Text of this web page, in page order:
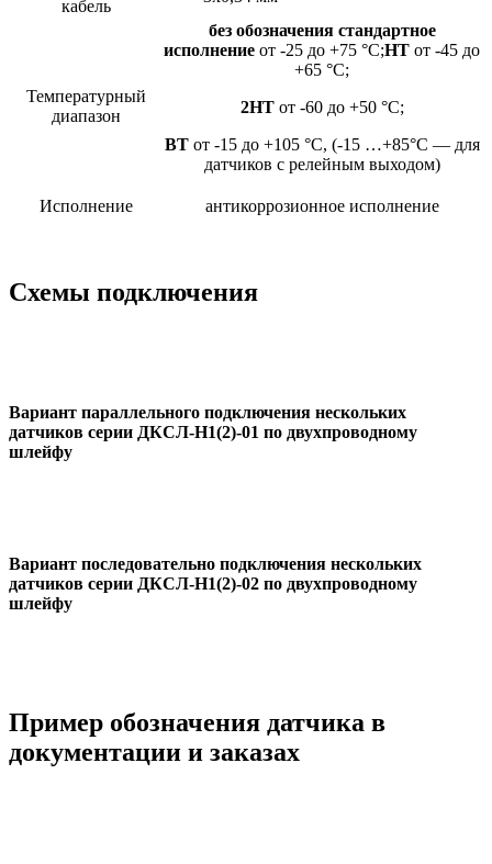
кабель
Температурный
диапазон
без обозначения стандартное
исполнение от -25 до +75 °C;НТ от -45 до
+65 °C;
2НТот -60 до +50 °C;
ВТот -15 до +105 °C, (-15 …+85°C — для
датчиков с релейным выходом)
Исполнение антикоррозионное исполнение
Схемы подключения
Вариант параллельного подключения нескольких
датчиков серии ДКСЛ-Н1(2)-01 по двухпроводному
шлейфу
Вариант последовательно подключения нескольких
датчиков серии ДКСЛ-Н1(2)-02 по двухпроводному
шлейфу
Пример обозначения датчика в
документации и заказах